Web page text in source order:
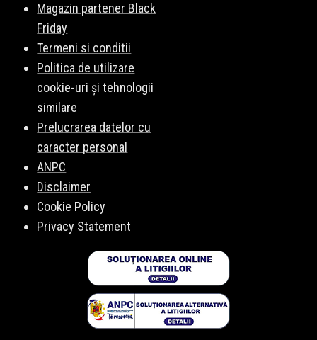
Magazin partener Black
Friday
Termeni si conditii
Politica de utilizare
cookie-uri și tehnologii
similare
Prelucrarea datelor cu
caracter personal
ANPC
Disclaimer
Cookie Policy
Privacy Statement